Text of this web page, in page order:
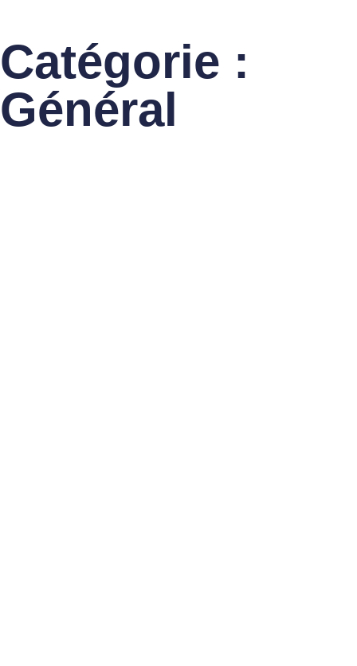
Catégorie :
Général